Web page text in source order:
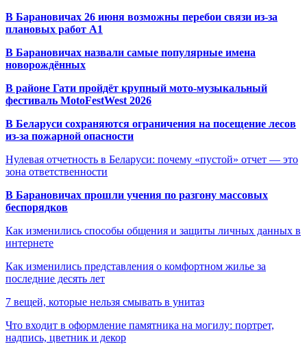
В Барановичах 26 июня возможны перебои связи из-за
плановых работ A1
В Барановичах назвали самые популярные имена
новорождённых
В районе Гати пройдёт крупный мото-музыкальный
фестиваль MotoFestWest 2026
В Беларуси сохраняются ограничения на посещение лесов
из-за пожарной опасности
Нулевая отчетность в Беларуси: почему «пустой» отчет — это
зона ответственности
В Барановичах прошли учения по разгону массовых
беспорядков
Как изменились способы общения и защиты личных данных в
интернете
Как изменились представления о комфортном жилье за
последние десять лет
7 вещей, которые нельзя смывать в унитаз
Что входит в оформление памятника на могилу: портрет,
надпись, цветник и декор